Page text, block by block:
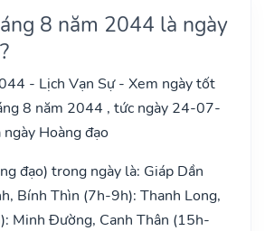
8 năm 2044 là ngày
- Lịch Vạn Sự - Xem ngày tốt
8 năm 2044 , tức ngày 24-07-
Hoàng đạo
đạo) trong ngày là: Giáp Dần
Bính Thìn (7h-9h): Thanh Long,
Minh Đường, Canh Thân (15h-